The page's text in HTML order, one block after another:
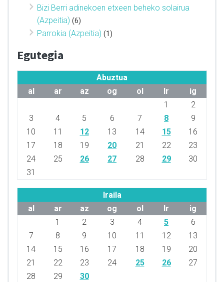
Bizi Berri adinekoen etxeen beheko solairua
(Azpeitia) (6)
Parrokia (Azpeitia) (1)
Egutegia
Abuztua
al
ar az og ol lr
ig
1
2
3
4 5 6 7 8
9
10
11 12 13 14 15
16
17
18 19 20 21 22
23
24
25 26 27 28 29
30
31
Iraila
al
ar az og ol lr
ig
1
2 3 4 5
6
7
8 9 10 11 12
13
14
15 16 17 18 19
20
21
22 23 24 25 26
27
28
29 30